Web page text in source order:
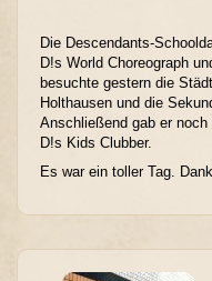
Die Descendants-
D!s World Choreograph
besuchte gestern die
Holthausen und die
Anschließend gab er
D!s Kids Clubber.
Es war ein toller Tag.